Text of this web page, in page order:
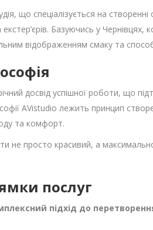
що спеціалізується на
екстер’єрів. Базуючись у Чернівцях,
відображенням смаку та
досвід успішної роботи, що
AVistudio лежить принцип
та комфорт.
не просто красивий, а
послуг
підхід до